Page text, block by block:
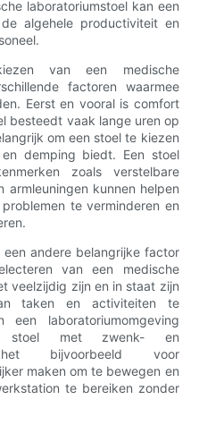
laboratoriumstoel kan een
algehele productiviteit en
van een medische
factoren waarmee
Eerst en vooral is comfort
besteedt vaak lange uren op
om een ​​stoel te kiezen
demping biedt. Een stoel
zoals verstelbare
armleuningen kunnen helpen
te verminderen en
andere belangrijke factor
van een medische
veelzijdig zijn en in staat zijn
taken en activiteiten te
laboratoriumomgeving
stoel met zwenk- en
bijvoorbeeld voor
maken om te bewegen en
te bereiken zonder